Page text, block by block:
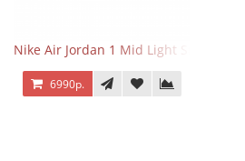
Nike Air Jordan 1 Mid Light Smoke Grey
6990р.